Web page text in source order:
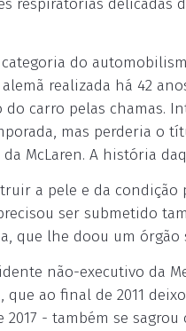
respiratórias delicadas
do
realizada há 42
carro pelas chamas.
mas perderia o
McLaren. A história
a pele e da
ser submetido
que lhe doou um órgão
não-executivo da
ao final de 2011
2017 - também se